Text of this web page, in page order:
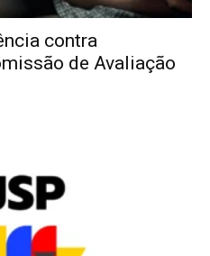
contra
de Avaliação